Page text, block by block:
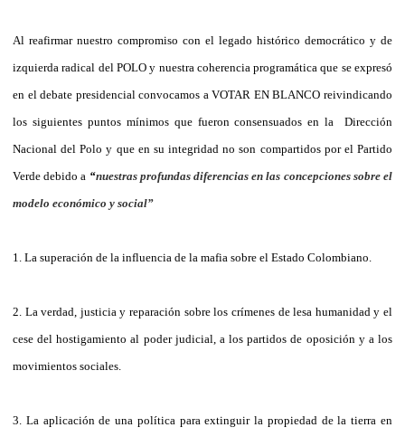
Al reafirmar nuestro compromiso con el legado histórico democrático y de
izquierda radical del POLO y nuestra coherencia programática que se expresó
en el debate presidencial convocamos a VOTAR EN BLANCO reivindicando
los siguientes puntos mínimos que fueron consensuados en la
Dirección
Nacional del Polo y que en su integridad no son compartidos por el Partido
Verde debido a “nuestras profundas diferencias en las concepciones sobre el
modelo económico y social”
1. La superación de la influencia de la mafia sobre el Estado Colombiano.
2. La verdad, justicia y reparación sobre los crímenes de lesa humanidad y el
cese del hostigamiento al poder judicial, a los partidos de oposición y a los
movimientos sociales.
3. La aplicación de una política para extinguir la propiedad de la tierra en